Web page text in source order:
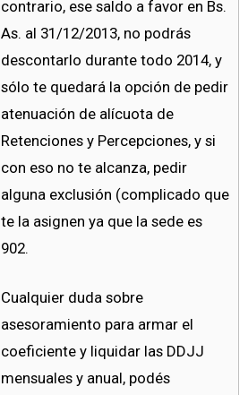
contrario, ese saldo a favor en Bs.
As. al 31/12/2013, no podrás
descontarlo durante todo 2014, y
sólo te quedará la opción de pedir
atenuación de alícuota de
Retenciones y Percepciones, y si
con eso no te alcanza, pedir
alguna exclusión (complicado que
te la asignen ya que la sede es
902.
Cualquier duda sobre
asesoramiento para armar el
coeficiente y liquidar las DDJJ
mensuales y anual, podés